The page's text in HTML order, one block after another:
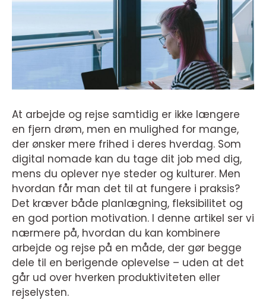
At arbejde og rejse samtidig er ikke længere
en fjern drøm, men en mulighed for mange,
der ønsker mere frihed i deres hverdag. Som
digital nomade kan du tage dit job med dig,
mens du oplever nye steder og kulturer. Men
hvordan får man det til at fungere i praksis?
Det kræver både planlægning, fleksibilitet og
en god portion motivation. I denne artikel ser vi
nærmere på, hvordan du kan kombinere
arbejde og rejse på en måde, der gør begge
dele til en berigende oplevelse – uden at det
går ud over hverken produktiviteten eller
rejselysten.